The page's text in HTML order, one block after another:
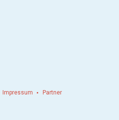
Impressum Partner